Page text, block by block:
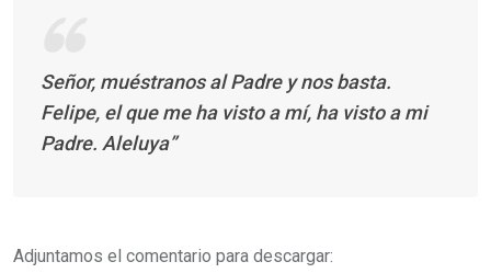
Señor, muéstranos al Padre y nos basta.
Felipe, el que me ha visto a mí, ha visto a mi
Padre. Aleluya”
Adjuntamos el comentario para descargar: